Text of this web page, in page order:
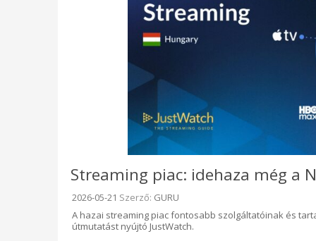
Streaming piac: idehaza még a
Beküldve:
2026-05-21 Szerző: GURU
A hazai streaming piac fontosabb szolgáltatóinak és
útmutatást nyújtó JustWatch.